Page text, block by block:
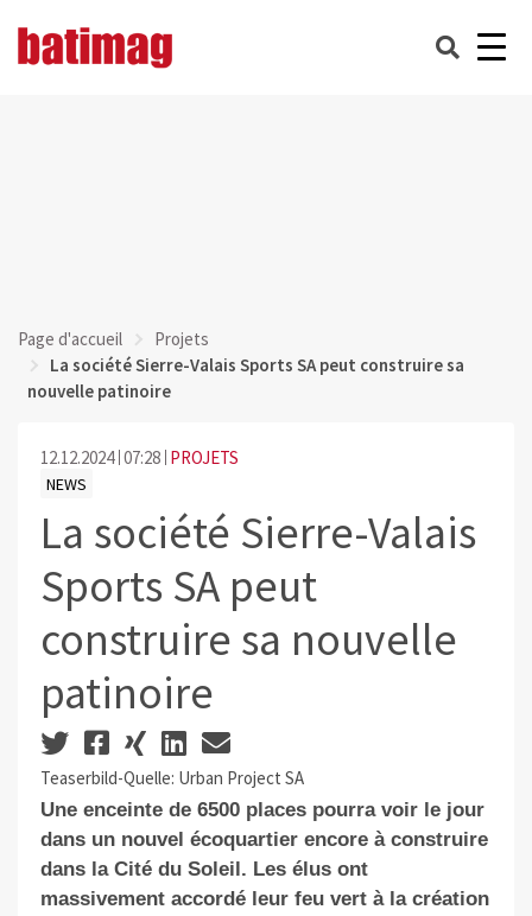
Page d'accueil
Projets
La société Sierre-Valais Sports SA peut construire sa
nouvelle patinoire
12.12.2024 07:28 PROJETS
NEWS
La société Sierre-Valais
Sports SA peut
construire sa nouvelle
patinoire
Teaserbild-Quelle: Urban Project SA
Une enceinte de 6500 places pourra voir le jour
dans un nouvel écoquartier encore à construire
dans la Cité du Soleil. Les élus ont
massivement accordé leur feu vert à la création